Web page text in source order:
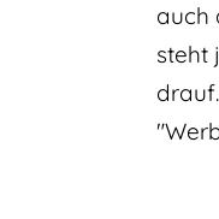
auch
steht